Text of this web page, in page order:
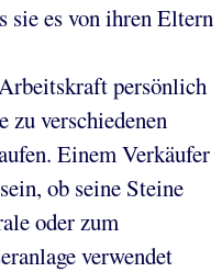
sie es von ihren Eltern
persönlich
zu verschiedenen
Einem Verkäufer
ob seine Steine
oder zum
verwendet